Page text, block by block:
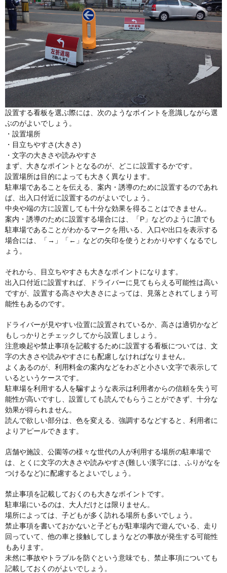
設置する看板を選ぶ際には、次のようなポイントを意識しながら選
ぶのがよいでしょう。
・設置場所
・目立ちやすさ(大きさ)
・文字の大きさや読みやすさ
まず、大きなポイントとなるのが、どこに設置するかです。
設置場所は目的によっても大きく異なります。
駐車場であることを伝える、案内・誘導のために設置するのであれ
ば、出入口付近に設置するのがよいでしょう。
中央や端の方に設置しても十分な効果を得ることはできません。
案内・誘導のために設置する場合には、「P」などのように誰でも
駐車場であることがわかるマークを用いる、入口や出口を表示する
場合には、「→」「←」などの矢印を使うとわかりやすくなるでし
ょう。
それから、目立ちやすさも大きなポイントになります。
出入口付近に設置すれば、ドライバーに見てもらえる可能性は高い
ですが、設置する高さや大きさによっては、見落とされてしまう可
能性もあるのです。
ドライバーが見やすい位置に設置されているか、高さは適切かなど
もしっかりとチェックしてから設置しましょう。
注意喚起や禁止事項を記載するために設置する看板については、文
字の大きさや読みやすさにも配慮しなければなりません。
よくあるのが、利用料金の案内などをわざと小さい文字で表示して
いるというケースです。
駐車場を利用する人を騙すような表示は利用者からの信頼を失う可
能性が高いですし、設置しても読んでもらうことができず、十分な
効果が得られません。
読んで欲しい部分は、色を変える、強調するなどすると、利用者に
よりアピールできます。
店舗や施設、公園等の様々な世代の人が利用する場所の駐車場で
は、とくに文字の大きさや読みやすさ(難しい漢字には、ふりがなを
つけるなど)に配慮するとよいでしょう。
禁止事項を記載しておくのも大きなポイントです。
駐車場にいるのは、大人だけとは限りません。
場所によっては、子どもが多く訪れる場所も多いでしょう。
禁止事項を書いておかないと子どもが駐車場内で遊んでいる、走り
回っていて、他の車と接触してしまうなどの事故が発生する可能性
もあります。
未然に事故やトラブルを防ぐという意味でも、禁止事項についても
記載しておくのがよいでしょう。